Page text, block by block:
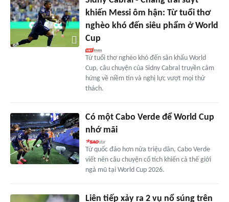
khiến Messi ôm hận: Từ tuổi thơ
nghèo khó đến siêu phẩm ở World
Cup
Từ tuổi thơ nghèo khó đến sân khấu World
Cup, câu chuyện của Sidny Cabral truyền cảm
hứng về niềm tin và nghị lực vượt mọi thử
thách.
Có một Cabo Verde để World Cup
nhớ mãi
Từ quốc đảo hơn nửa triệu dân, Cabo Verde
viết nên câu chuyện cổ tích khiến cả thế giới
ngả mũ tại World Cup 2026.
Liên tiếp xảy ra 2 vụ nổ súng trên